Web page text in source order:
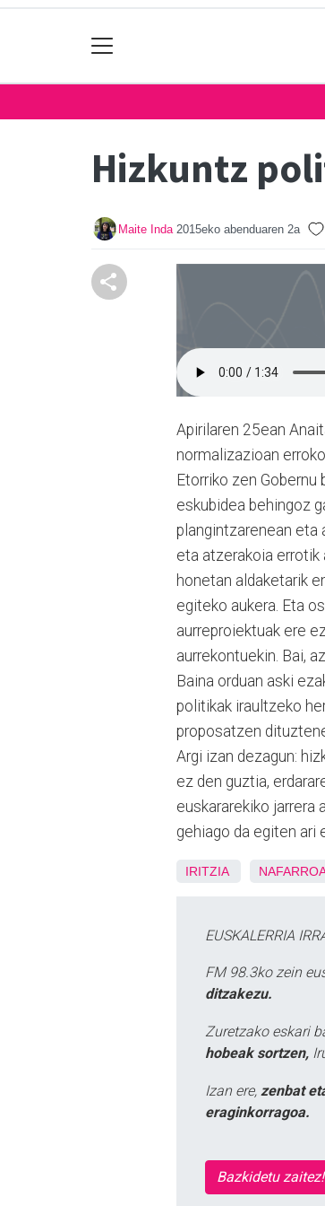
Hizkuntz
Maite Inda 2015eko abenduaren 2a
Apirilaren 25ean
normalizazioan
Etorriko zen
eskubidea behingoz
plangintzarenean eta
eta atzerakoia errotik
honetan aldaketarik
egiteko aukera. Eta
aurreproiektuak ere
aurrekontuekin. Bai,
Baina orduan aski
politikak iraultzeko
proposatzen
Argi izan dezagun:
ez den guztia,
euskararekiko jarrera
gehiago da egiten ari
IRITZIA
EUSKALERRIA
FM 98.3ko zein
ditzakezu.
Zuretzako eskari
hobeak sortzen,
Izan ere, zenbat
eraginkorragoa.
Bazkidetu zaitez!